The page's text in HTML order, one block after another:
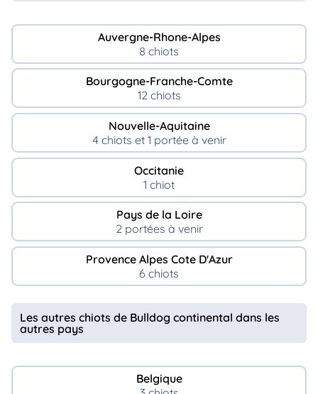
Auvergne-Rhone-Alpes
8 chiots
Bourgogne-Franche-Comte
12 chiots
Nouvelle-Aquitaine
4 chiots et 1 portée à venir
Occitanie
1 chiot
Pays de la Loire
2 portées à venir
Provence Alpes Cote D'Azur
6 chiots
Les autres chiots de Bulldog continental dans les
autres pays
Belgique